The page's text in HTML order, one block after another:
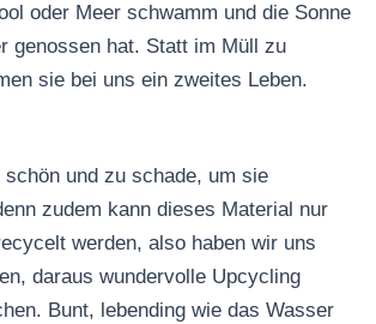
oder Meer schwamm und die Sonne
genossen hat. Statt im Müll zu
sie bei uns ein zweites Leben.
und zu schade, um sie
zudem kann dieses Material nur
werden, also haben wir uns
daraus wundervolle Upcycling
Bunt, lebending wie das Wasser